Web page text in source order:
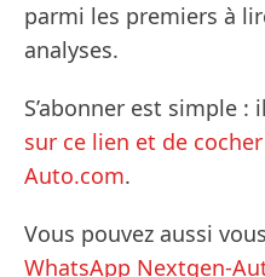
parmi les premiers à
analyses.
S’abonner est simple
sur ce lien et de
Auto.com.
Vous pouvez aussi
WhatsApp Nextgen-